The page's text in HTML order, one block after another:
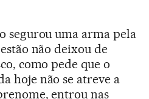
segurou uma arma pela
não deixou de
como pede que o
hoje não se atreve a
entrou nas